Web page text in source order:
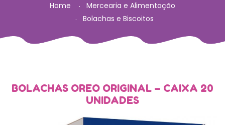
Home
Mercearia e Alimentação
Bolachas e Biscoitos
BOLACHAS OREO ORIGINAL – CAIXA 20
UNIDADES